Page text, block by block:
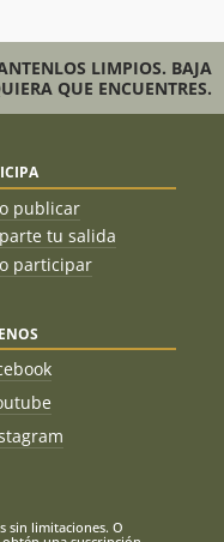
LIMPIOS. BAJA
QUE ENCUENTRES.
publicar
tu salida
participar
sin limitaciones. O